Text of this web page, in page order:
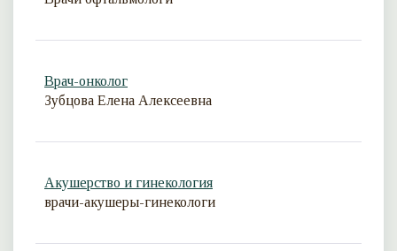
Врач-онколог
Зубцова Елена Алексеевна
Акушерство и гинекология
врачи-акушеры-гинекологи